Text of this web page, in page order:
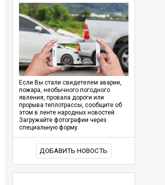
Если Вы стали свидетелем аварии,
пожара, необычного погодного
явления, провала дороги или
прорыва теплотрассы, сообщите об
этом в ленте народных новостей.
Загружайте фотографии через
специальную форму.
ДОБАВИТЬ НОВОСТЬ